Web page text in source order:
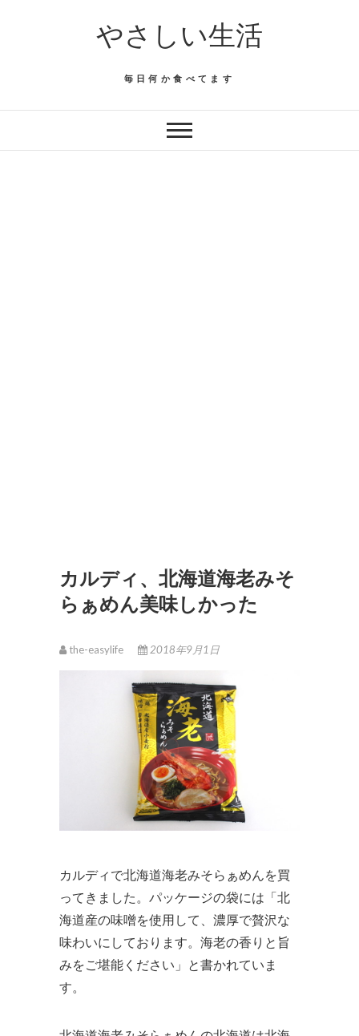
やさしい生活
毎日何か食べてます
カルディ、北海道海老みそ
らぁめん美味しかった
the-easylife 2018年9月1日
カルディで北海道海老みそらぁめんを買
ってきました。パッケージの袋には「北
海道産の味噌を使用して、濃厚で贅沢な
味わいにしております。海老の香りと旨
みをご堪能ください」と書かれていま
す。